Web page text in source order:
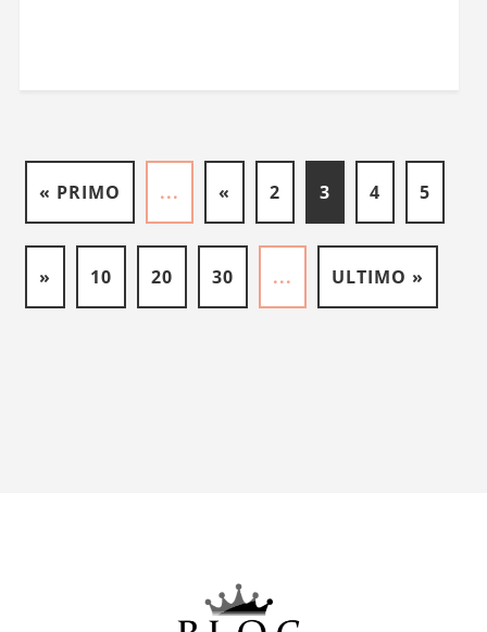
« PRIMO ... « 2 3 4 5
» 10 20 30 ... ULTIMO »